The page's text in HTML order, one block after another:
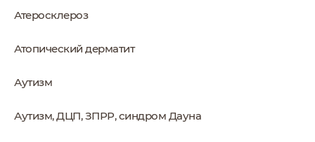
Атеросклероз
Атопический дерматит
Аутизм
Аутизм, ДЦП, ЗПРР, синдром Дауна